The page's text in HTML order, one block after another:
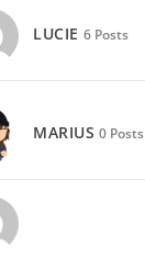
LUCIE 6 Posts
MARIUS 0 Posts